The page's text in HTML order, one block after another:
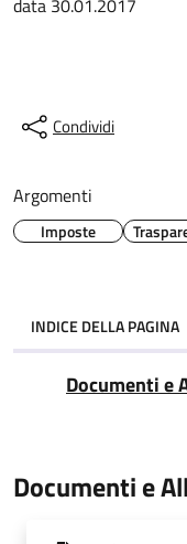
data 30.01.2017
Condividi
Argomenti
Imposte
INDICE DELLA PAGINA
Documenti e
Documenti e